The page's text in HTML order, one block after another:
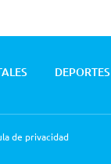
DEPORTES
de privacidad